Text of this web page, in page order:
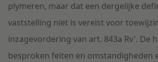
plymeren, maar dat een dergelijke
vaststelling niet is vereist voor
inzagevordering van art. 843a Rv'. De
besproken feiten en omstandigheden